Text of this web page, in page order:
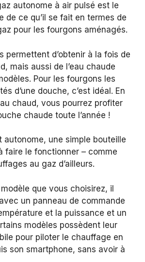
autonome à air pulsé est le
de ce qu’il se fait en termes de
pour les fourgons aménagés.
permettent d’obtenir à la fois de
mais aussi de l’eau chaude
Pour les fourgons les
d’une douche, c’est idéal. En
chaud, vous pourrez profiter
chaude toute l’année !
autonome, une simple bouteille
faire le fonctionner – comme
au gaz d’ailleurs.
que vous choisirez, il
un panneau de commande
et la puissance et un
modèles possèdent leur
pour piloter le chauffage en
son smartphone, sans avoir à